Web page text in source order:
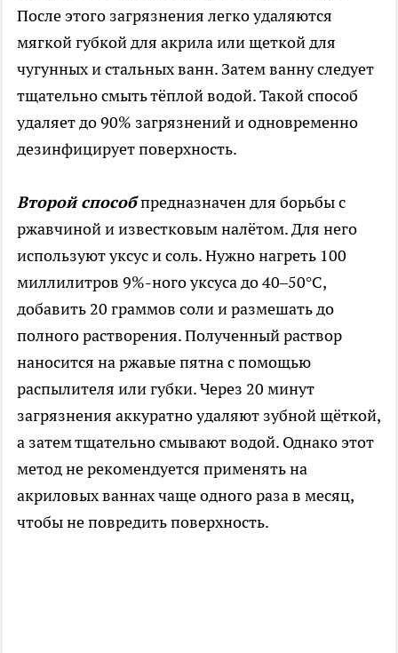
После этого загрязнения легко удаляются
мягкой губкой для акрила или щеткой для
чугунных и стальных ванн. Затем ванну следует
тщательно смыть тёплой водой. Такой способ
удаляет до 90% загрязнений и одновременно
дезинфицирует поверхность.
Второй способпредназначен для борьбы с
ржавчиной и известковым налётом. Для него
используют уксус и соль. Нужно нагреть 100
миллилитров 9%-ного уксуса до 40–50°C,
добавить 20 граммов соли и размешать до
полного растворения. Полученный раствор
наносится на ржавые пятна с помощью
распылителя или губки. Через 20 минут
загрязнения аккуратно удаляют зубной щёткой,
а затем тщательно смывают водой. Однако этот
метод не рекомендуется применять на
акриловых ваннах чаще одного раза в месяц,
чтобы не повредить поверхность.